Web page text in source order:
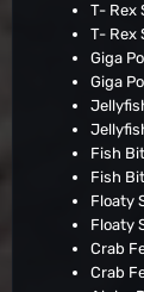
T- Rex
T- Rex
Giga
Giga
Fish
Fish
Floaty
Floaty
Crab
Crab